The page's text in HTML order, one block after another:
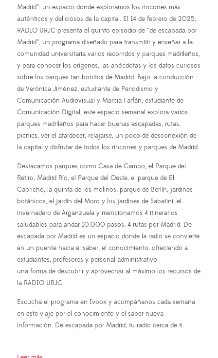
Madrid”: un espacio donde exploramos los rincones más
auténticos y deliciosos de la capital. El 14 de febrero de 2025,
RADIO URJC presenta el quinto episodio de “de escapada por
Madrid”, un programa diseñado para transmitir y enseñar a la
comunidad universitaria varios recorridos y parques madrileños,
y para conocer los orígenes, las anécdotas y los datos curiosos
sobre los parques tan bonitos de Madrid. Bajo la conducción
de Verónica Jiménez, estudiante de Periodismo y
Comunicación Audiovisual y Marcia Farfán, estudiante de
Comunicación Digital, este espacio semanal explora varios
parques madrileños para hacer buenas escapadas, rutas,
picnics, ver el atardecer, relajarse, un poco de desconexión de
la capital y disfrutar de todos los rincones y parques de Madrid.
Destacamos parques como Casa de Campo, el Parque del
Retiro, Madrid Río, el Parque del Oeste, el parque de El
Capricho, la quinta de los molinos, parque de Berlín, jardines
botánicos, el jardín del Moro y los jardines de Sabatini, el
invernadero de Arganzuela y mencionamos 4 itinerarios
saludables para andar 10.000 pasos, 4 rutas por Madrid. De
escapada por Madrid es un espacio donde la radio se convierte
en un puente hacia el saber, el conocimiento, ofreciendo a
estudiantes, profesores y personal administrativo
una forma de descubrir y aprovechar al máximo los recursos de
la RADIO URJC.
Escucha el programa en Ivoox y acompáñanos cada semana
en este viaje por el conocimiento y el saber nueva
información. De escapada por Madrid, tu radio cerca de ti.